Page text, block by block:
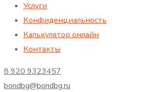
Услуги
Конфиденциальность
Калькулятор онлайн
Контакты
8 920 9323457
bondbg@bondbg.ru